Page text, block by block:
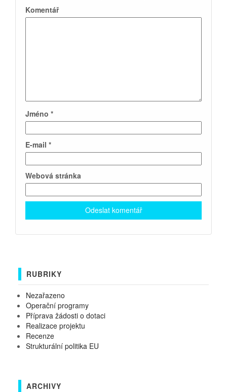
Komentář
Jméno *
E-mail *
Webová stránka
RUBRIKY
Nezařazeno
Operační programy
Příprava žádosti o dotaci
Realizace projektu
Recenze
Strukturální politika EU
ARCHIVY